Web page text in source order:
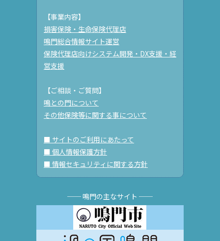
【事業内容】
損害保険・生命保険代理店
鳴門総合情報サイト運営
保険代理店向けシステム開発・DX支援・経
営支援
【ご相談・ご質問】
鳴との門について
その他保険等に関する事について
■ サイトのご利用にあたって
■ 個人情報保護方針
■ 情報セキュリティに関する方針
── 鳴門の主なサイト ──